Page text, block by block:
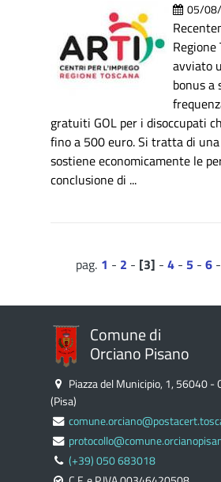
05/
Regione
avviato
bonus a
gratuiti GOL per i disoccupati
fino a 500 euro. Si tratta di
sostiene economicamente le
conclusione di ...
1 - 2 - 3 - 4- 5- 6-
Comune di
Orciano Pisano
Piazza del Municipio, 1, 56040 -
(Pisa)
(+39) 050 683018